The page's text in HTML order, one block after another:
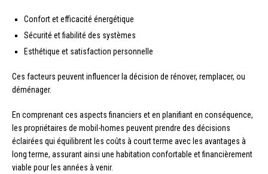
Confort et efficacité énergétique
Sécurité et fiabilité des systèmes
Esthétique et satisfaction personnelle
Ces facteurs peuvent influencer la décision de rénover, remplacer, ou
déménager.
En comprenant ces aspects financiers et en planifiant en conséquence,
les propriétaires de mobil-homes peuvent prendre des décisions
éclairées qui équilibrent les coûts à court terme avec les avantages à
long terme, assurant ainsi une habitation confortable et financièrement
viable pour les années à venir.